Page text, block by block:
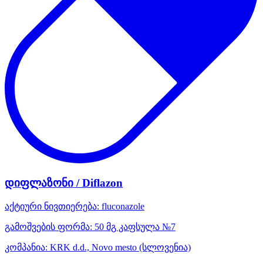
დიფლაზონი / Diflazon
აქტიური ნივთიერება: fluconazole
გამოშვების ფორმა: 50 მგ კაფსულა №7
კომპანია: KRK d.d., Novo mesto (სლოვენია)